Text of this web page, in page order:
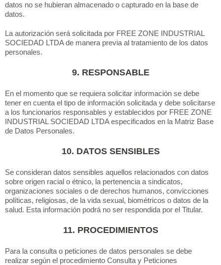
datos no se hubieran almacenado o capturado en la base de
datos.
La autorización será solicitada por FREE ZONE INDUSTRIAL
SOCIEDAD LTDA de manera previa al tratamiento de los datos
personales.
9. RESPONSABLE
En el momento que se requiera solicitar información se debe
tener en cuenta el tipo de información solicitada y debe solicitarse
a los funcionarios responsables y establecidos por FREE ZONE
INDUSTRIAL SOCIEDAD LTDA especificados en la Matriz Base
de Datos Personales.
10. DATOS SENSIBLES
Se consideran datos sensibles aquellos relacionados con datos
sobre origen racial o étnico, la pertenencia a sindicatos,
organizaciones sociales o de derechos humanos, convicciones
políticas, religiosas, de la vida sexual, biométricos o datos de la
salud. Esta información podrá no ser respondida por el Titular.
11. PROCEDIMIENTOS
Para la consulta o peticiones de datos personales se debe
realizar según el procedimiento Consulta y Peticiones